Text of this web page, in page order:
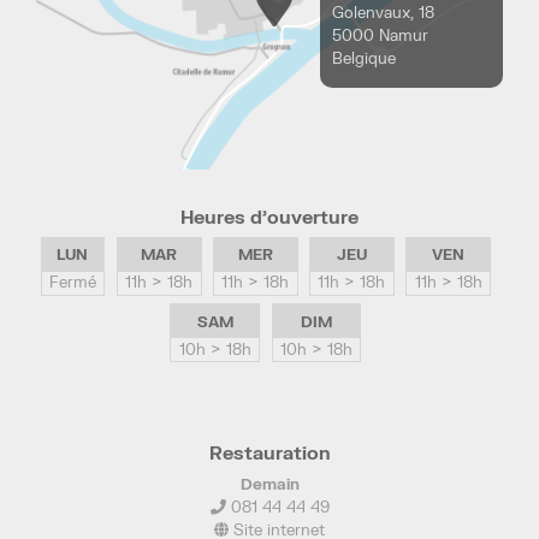
Golenvaux, 18
5000 Namur
Belgique
Heures d’ouverture
LUN
Fermé
MAR
11h > 18h
MER
11h > 18h
JEU
11h > 18h
VEN
11h > 18h
SAM
10h > 18h
DIM
10h > 18h
Restauration
Demain
081 44 44 49
Site internet